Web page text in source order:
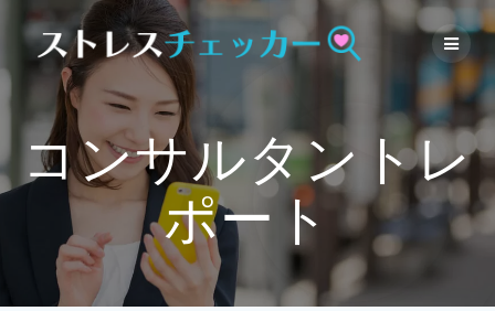
to
content
コンサルタントレ
ポート